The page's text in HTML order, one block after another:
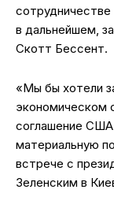
в дальнейшем,
Скотт Бессент.
«Мы бы хотели
экономическом
соглашение
материальную
встрече с
Зеленским в